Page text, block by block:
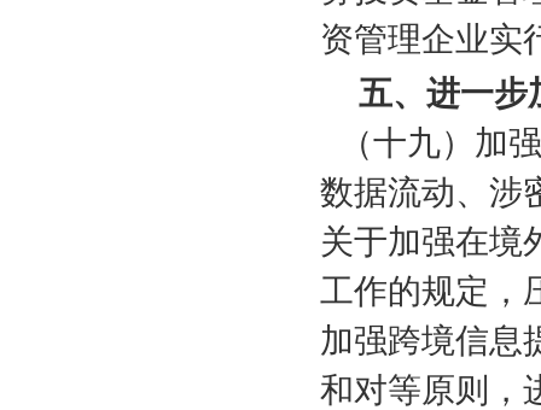
资管理企业实
五、进一步
（十九）加
数据流动、涉
关于加强在境
工作的规定，
加强跨境信息
和对等原则，